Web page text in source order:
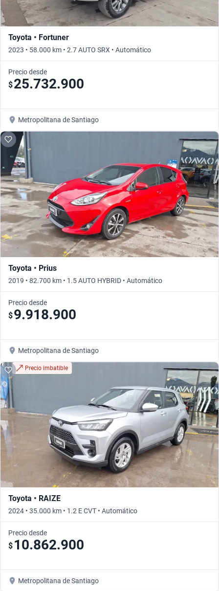
Toyota • Fortuner
2023 • 58.000 km • 2.7 AUTO SRX • Automático
Precio desde
$25.732.900
Metropolitana de Santiago
Toyota • Prius
2019 • 82.700 km • 1.5 AUTO HYBRID • Automático
Precio desde
$9.918.900
Metropolitana de Santiago
Precio imbatible
Toyota • RAIZE
2024 • 35.000 km • 1.2 E CVT • Automático
Precio desde
$ 10.862.900
Metropolitana de Santiago